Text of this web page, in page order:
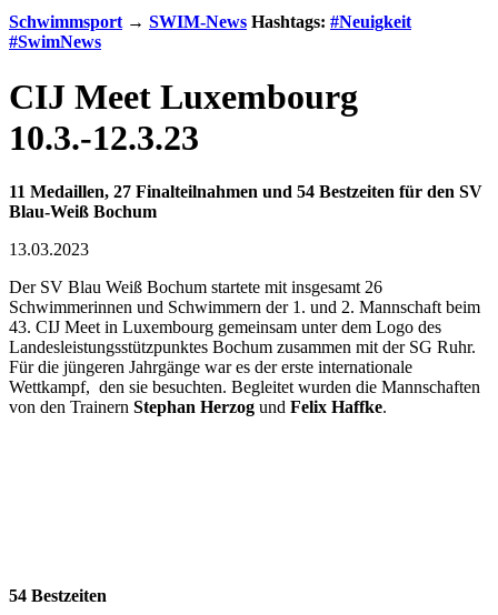
Schwimm­sport → SWIM-News Hashtags: #Neuigkeit
#SwimNews
CIJ Meet Luxembourg
10.3.-12.3.23
11 Medaillen, 27 Finalteilnahmen und 54 Bestzeiten für den SV
Blau-Weiß Bochum
13.03.2023
Der SV Blau Weiß Bochum startete mit insgesamt 26
Schwimmerinnen und Schwimmern der 1. und 2. Mannschaft beim
43. CIJ Meet in Luxembourg gemeinsam unter dem Logo des
Landes­leistungs­stützpunktes Bochum zusammen mit der SG Ruhr.
Für die jüngeren Jahrgänge war es der erste internationale
Wettkampf, den sie besuchten. Begleitet wurden die Mannschaften
von den Trainern Stephan Herzog und Felix Haffke.
54 Bestzeiten